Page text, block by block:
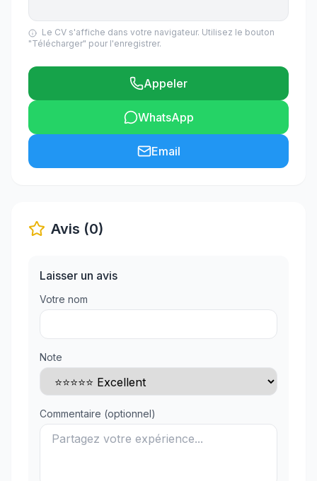
Le CV s'affiche dans votre navigateur. Utilisez le bouton
"Télécharger" pour l'enregistrer.
Appeler
WhatsApp
Email
Avis (0)
Laisser un avis
Votre nom
Note
Commentaire (optionnel)